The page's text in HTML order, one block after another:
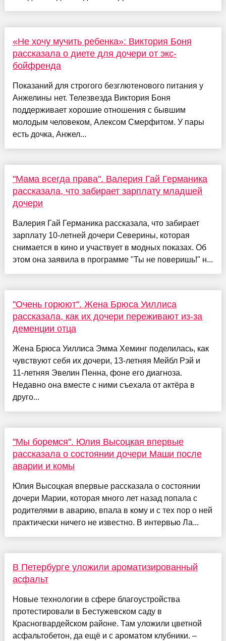
«Не хочу мучить ребенка»: Виктория Боня
рассказала о диете для дочери от экс-
бойфренда
Показаний для строгого безглютенового питания у
Анжелины нет. Телезвезда Виктория Боня
поддерживает хорошие отношения с бывшим
молодым человеком, Алексом Смерфитом. У пары
есть дочка, Анжел...
"Мама всегда права". Валерия Гай Германика
рассказала, что забирает зарплату младшей
дочери
Валерия Гай Германика рассказала, что забирает
зарплату 10-летней дочери Северины, которая
снимается в кино и участвует в модных показах. Об
этом она заявила в программе "Ты не поверишь!" н...
"Очень горюют". Жена Брюса Уиллиса
рассказала, как их дочери переживают из-за
деменции отца
Жена Брюса Уиллиса Эмма Хеминг поделилась, как
чувствуют себя их дочери, 13-летняя Мейбл Рэй и
11-летняя Эвелин Пенна, фоне его диагноза.
Недавно она вместе с ними съехала от актёра в
друго...
"Мы боремся". Юлия Высоцкая впервые
рассказала о состоянии дочери Маши после
аварии и комы
Юлия Высоцкая впервые рассказала о состоянии
дочери Марии, которая много лет назад попала с
родителями в аварию, впала в кому и с тех пор о ней
практически ничего не известно. В интервью Ла...
В Петербурге уложили ароматизированный
асфальт
Новые технологии в сфере благоустройства
протестировали в Бестужевском саду в
Красногвардейском районе. Там уложили цветной
асфальтобетон, да ещё и с ароматом клубники. –